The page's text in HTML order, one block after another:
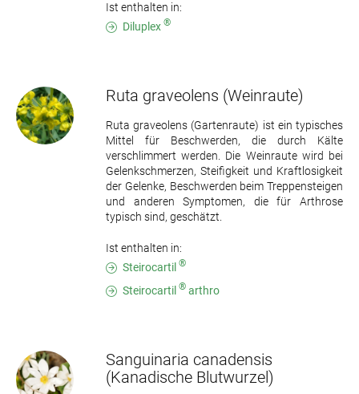
Ist enthalten in:
Diluplex ®
Ruta graveolens (Weinraute)
Ruta graveolens (Gartenraute) ist ein typisches
Mittel für Beschwerden, die durch Kälte
verschlimmert werden. Die Weinraute wird bei
Gelenkschmerzen, Steifigkeit und Kraftlosigkeit
der Gelenke, Beschwerden beim Treppensteigen
und anderen Symptomen, die für Arthrose
typisch sind, geschätzt.
Ist enthalten in:
Steirocartil ®
Steirocartil ® arthro
Sanguinaria canadensis
(Kanadische Blutwurzel)